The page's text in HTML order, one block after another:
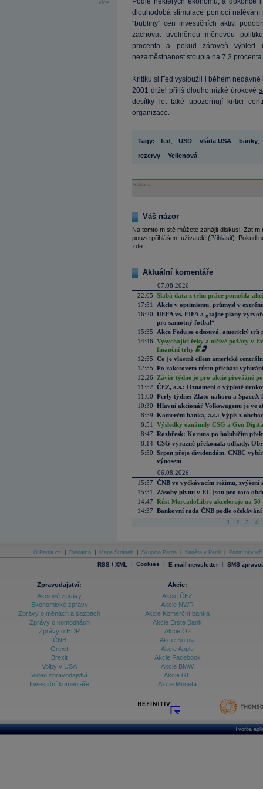
více...
dlouhodobá stimulace pomocí
"bubliny" cen investičních aktiv,
zachovat uvolněnou měnovou
procenta a pokud zároveň
nezaměstnanoststoupla na 7,3
Kritiku si Fed vysloužil i během
2001 držel příliš dlouho nízké úrokové
desítky let také upozorňují kritici
organizace.
Tagy: fed USD vláda USA banky
rezervy Yellenová
Reklama
Váš názor
Na tomto místě můžete zahájit diskusi.
pouze přihlášení uživatelé (Přihlásit). Pokud
zde
Aktuální komentáře
07.08.2026
22:05 Slabá data z trhu práce pomohla
17:51
Akcie v optimismu, průmysl v
16:20 UEFA vs. FIFA a „tajné plány
pro samotný fotbal“
15:35
Akce Fedu se odsouvá, americký
14:46 Vysychající řeky a ničivé požáry v
finanční trhy
12:55 Co je vlastně cílem americké
12:35 Po raketovém růstu přichází
12:26
Závěr týdne je pro akcie převážně
11:52 ČEZ, a.s.: Oznámení o výplatě
11:00 Perly týdne: Zlato nahoru a SpaceX
10:30 Hlavní akcionář Volkswagenu je ve
8:59 Komerční banka, a.s.: Výpis z
8:51
Výsledky oznámily CSG a Gen
8:47 Rozbřesk: Koruna po holubičím
8:14 CSG výrazně překonala odhady.
5:50 Srpen přeje dividendám. CNBC
výnosem
06.08.2026
15:57 ČNB ve vyčkávacím režimu, zvýšení
15:31
Zásoby plynu v EU jsou pro toto
14:47 Růst MercadoLibre akceleruje na
14:37 Bankovní rada ČNB podle
1 2 3 4
O Patria.cz Reklama Mapa Stránek Skupina Patria Kariéra v Patrii Podmínky
RSS / XML | Cookies | E-mail newsletter | SMS
Zpravodajství:
Akciové zprávy
Ekonomické zprávy
Zprávy o měnách a sazbách
Zprávy o komoditách
Zprávy o HDP
ČNB
Grexit
Brexit
Volby v USA
Video zpravodajství
Investiční komentáře
Akcie:
Akcie ČEZ
Akcie NWR
Akcie Komerční banka
Akcie Erste Bank
Akcie O2
Akcie Kofola
Akcie Apple
Akcie Facebook
Akcie BMW
Akcie GE
Akcie Moneta
Tvorba